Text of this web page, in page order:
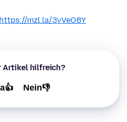
https://mzl.la/3vVeO8Y
Artikel hilfreich?
Nein👎